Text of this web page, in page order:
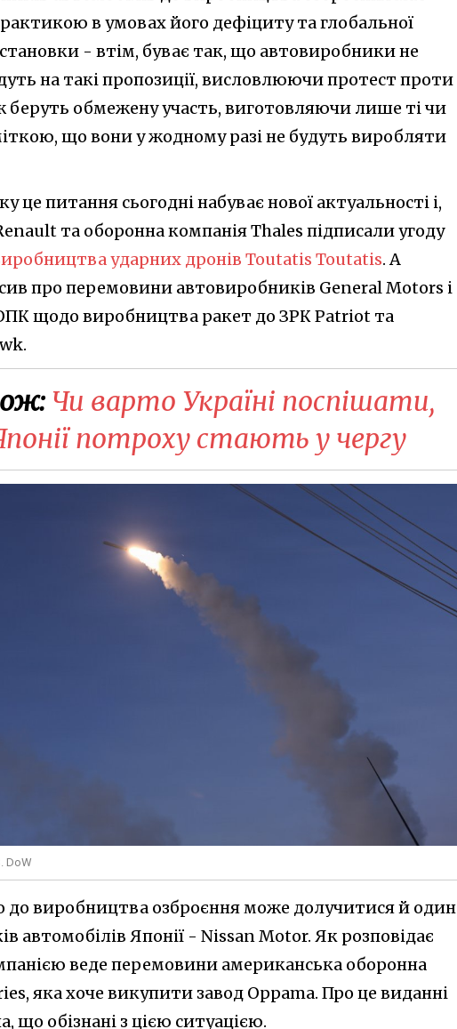
в умовах його дефіциту та глобальної
- втім, буває так, що автовиробники не
на такі пропозиції, висловлюючи протест проти
беруть обмежену участь, виготовляючи лише ті чи
що вони у жодному разі не будуть виробляти
це питання сьогодні набуває нової актуальності і,
та оборонна компанія Thales підписали угоду
ударних дронів Toutatis Toutatis. А
про перемовини автовиробників General Motors і
щодо виробництва ракет до ЗРК Patriot та
Чи варто Україні поспішати,
потроху стають у чергу
DoW
до виробництва озброєння може долучитися й один
автомобілів Японії - Nissan Motor. Як розповідає
веде перемовини американська оборонна
яка хоче викупити завод Oppama. Про це виданні
обізнані з цією ситуацією.